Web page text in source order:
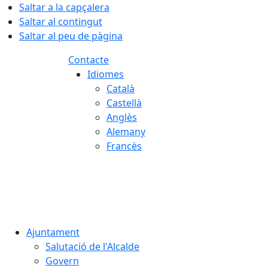
Saltar a la capçalera
Saltar al contingut
Saltar al peu de pàgina
Contacte
Idiomes
Català
Castellà
Anglès
Alemany
Francès
Ajuntament
Salutació de l'Alcalde
Govern